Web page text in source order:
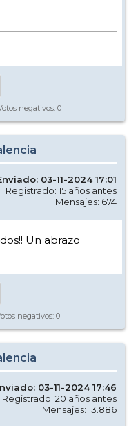
negativos: 0
03-11-2024 17:01
Registrado: 15 años antes
Mensajes: 674
Un abrazo
negativos: 0
03-11-2024 17:46
Registrado: 20 años antes
Mensajes: 13.886